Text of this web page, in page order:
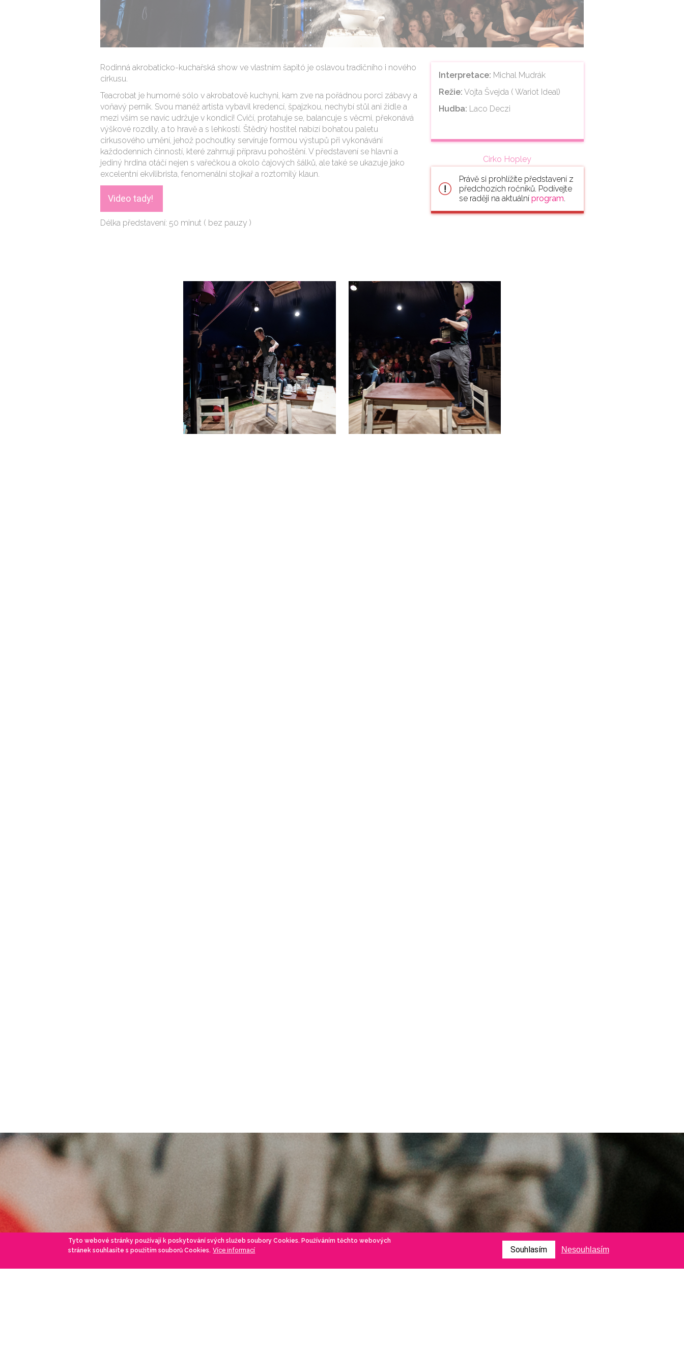
Rodinná akrobaticko-kuchařská show ve vlastním šapitó je oslavou tradičního i nového
cirkusu.
Teacrobat je humorné sólo v akrobatově kuchyni, kam zve na pořádnou porci zábavy a
voňavý perník. Svou manéž artista vybavil kredencí, špajzkou, nechybí stůl ani židle a
mezi vším se navíc udržuje v kondici! Cvičí, protahuje se, balancuje s věcmi, překonává
výškové rozdíly, a to hravě a s lehkostí. Štědrý hostitel nabízí bohatou paletu
cirkusového umění, jehož pochoutky servíruje formou výstupů při vykonávání
každodenních činností, které zahrnují přípravu pohoštění. V představení se hlavní a
jediný hrdina otáčí nejen s vařečkou a okolo čajových šálků, ale také se ukazuje jako
excelentní ekvilibrista, fenomenální stojkař a roztomilý klaun.
Video tady!
Délka představení: 50 minut ( bez pauzy )
Interpretace: Michal Mudrák
Režie: Vojta Švejda ( Wariot Ideal)
Hudba: Laco Deczi
Cirko Hopley
Právě si prohlížíte představení z
předchozích ročníků. Podívejte
se raději na aktuální program.
Tyto webové stránky používají k poskytování svých služeb soubory Cookies. Používáním těchto webových
stránek souhlasíte s použitím souborů Cookies. Více informací Souhlasím Nesouhlasím